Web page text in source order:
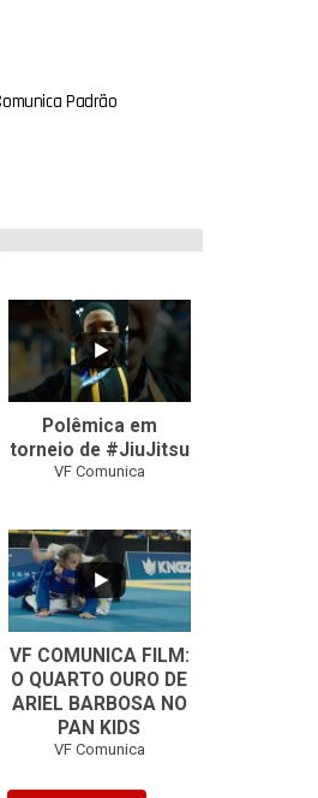
Padrão
47 1
Polêmica em
torneio de #JiuJitsu
VF Comunica
...
0
VF COMUNICA FILM:
O QUARTO OURO DE
ARIEL BARBOSA NO
PAN KIDS
VF Comunica